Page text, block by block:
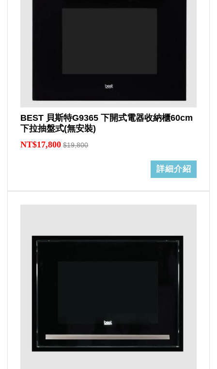
BEST 貝斯特G9365 下開式電器收納櫃60cm
下拉抽盤式(無安裝)
NT$17,800 $19,800
詳細介紹